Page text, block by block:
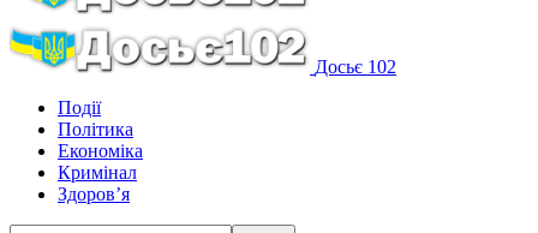
Досьє 102
Події
Політика
Економіка
Кримінал
Здоров’я